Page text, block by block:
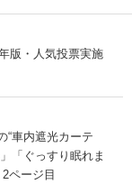
版・人気投票実施
“車内遮光カーテ
「ぐっすり眠れま
ページ目